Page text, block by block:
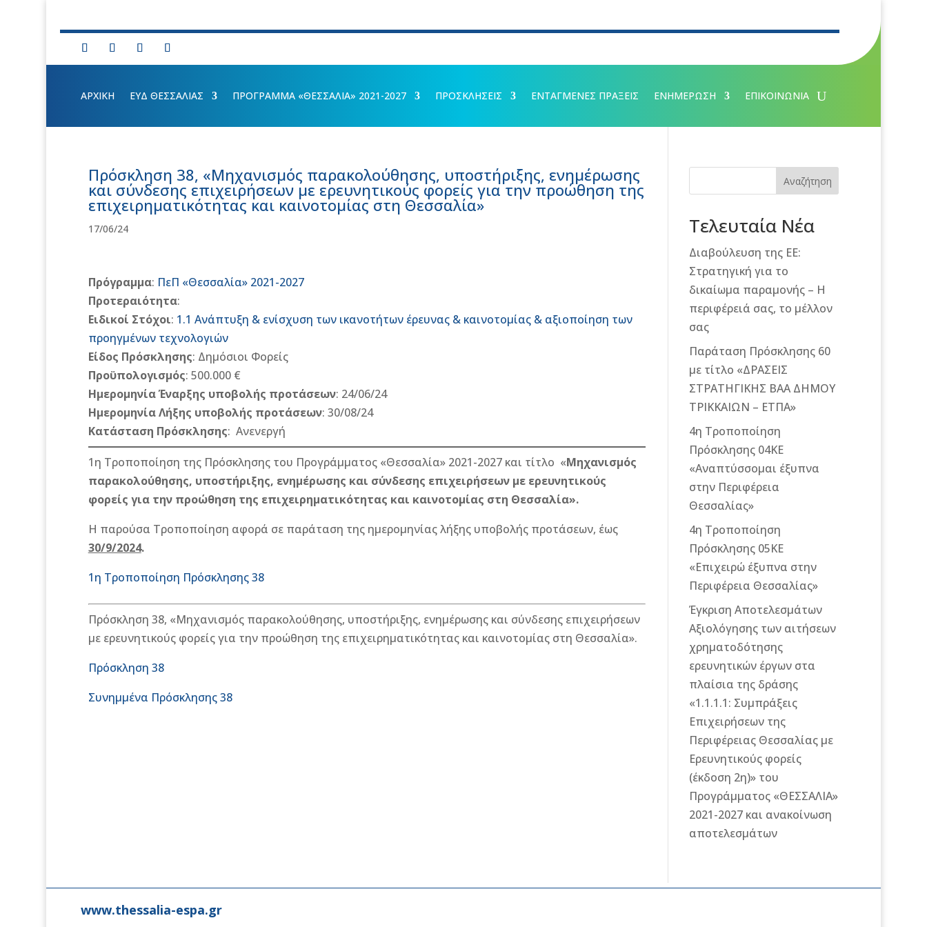
ΑΡΧΙΚΗ ΕΥΔ ΘΕΣΣΑΛΙΑΣ ΠΡΟΓΡΑΜΜΑ «ΘΕΣΣΑΛΙΑ» 2021-2027 ΠΡΟΣΚΛΗΣΕΙΣ ΕΝΤΑΓΜΕΝΕΣ ΠΡΑΞΕΙΣ ΕΝΗΜΕΡΩΣΗ ΕΠΙΚΟΙΝΩΝΙΑ
Πρόσκληση 38, «Μηχανισμός παρακολούθησης, υποστήριξης, ενημέρωσης
και σύνδεσης επιχειρήσεων με ερευνητικούς φορείς για την προώθηση της
επιχειρηματικότητας και καινοτομίας στη Θεσσαλία»
17/06/24
Πρόγραμμα: ΠεΠ «Θεσσαλία» 2021-2027
Προτεραιότητα:
Ειδικοί Στόχοι: 1.1 Ανάπτυξη & ενίσχυση των ικανοτήτων έρευνας & καινοτομίας & αξιοποίηση των
προηγμένων τεχνολογιών
Είδος Πρόσκλησης: Δημόσιοι Φορείς
Προϋπολογισμός: 500.000 €
Ημερομηνία Έναρξης υποβολής προτάσεων: 24/06/24
Ημερομηνία Λήξης υποβολής προτάσεων: 30/08/24
Κατάσταση Πρόσκλησης: Ανενεργή
1η Τροποποίηση της Πρόσκλησης του Προγράμματος «Θεσσαλία» 2021-2027 και τίτλο «Μηχανισμός
παρακολούθησης, υποστήριξης, ενημέρωσης και σύνδεσης επιχειρήσεων με ερευνητικούς
φορείς για την προώθηση της επιχειρηματικότητας και καινοτομίας στη Θεσσαλία».
Η παρούσα Τροποποίηση αφορά σε παράταση της ημερομηνίας λήξης υποβολής προτάσεων, έως
30/9/2024.
1η Τροποποίηση Πρόσκλησης 38
Πρόσκληση 38, «Μηχανισμός παρακολούθησης, υποστήριξης, ενημέρωσης και σύνδεσης επιχειρήσεων
με ερευνητικούς φορείς για την προώθηση της επιχειρηματικότητας και καινοτομίας στη Θεσσαλία».
Πρόσκληση 38
Συνημμένα Πρόσκλησης 38
Αναζήτηση
Τελευταία Νέα
Διαβούλευση της ΕΕ:
Στρατηγική για το
δικαίωμα παραμονής – Η
περιφέρειά σας, το μέλλον
σας
Παράταση Πρόσκλησης 60
με τίτλο «ΔΡΑΣΕΙΣ
ΣΤΡΑΤΗΓΙΚΗΣ ΒΑΑ ΔΗΜΟΥ
ΤΡΙΚΚΑΙΩΝ – ΕΤΠΑ»
4η Τροποποίηση
Πρόσκλησης 04ΚΕ
«Αναπτύσσομαι έξυπνα
στην Περιφέρεια
Θεσσαλίας»
4η Τροποποίηση
Πρόσκλησης 05ΚΕ
«Επιχειρώ έξυπνα στην
Περιφέρεια Θεσσαλίας»
Έγκριση Αποτελεσμάτων
Αξιολόγησης των αιτήσεων
χρηματοδότησης
ερευνητικών έργων στα
πλαίσια της δράσης
«1.1.1.1: Συμπράξεις
Επιχειρήσεων της
Περιφέρειας Θεσσαλίας με
Ερευνητικούς φορείς
(έκδοση 2η)» του
Προγράμματος «ΘΕΣΣΑΛΙΑ»
2021-2027 και ανακοίνωση
αποτελεσμάτων
www.thessalia-espa.gr